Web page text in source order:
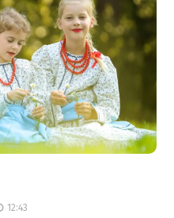
12:43